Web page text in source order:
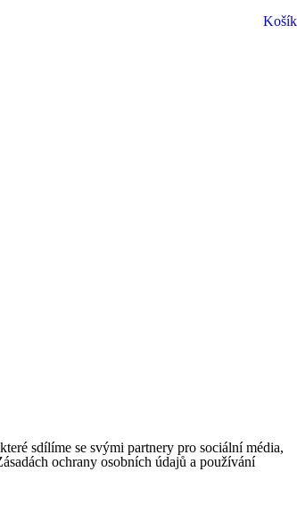
Košík
sdílíme se svými partnery pro sociální média,
ochrany osobních údajů a používání